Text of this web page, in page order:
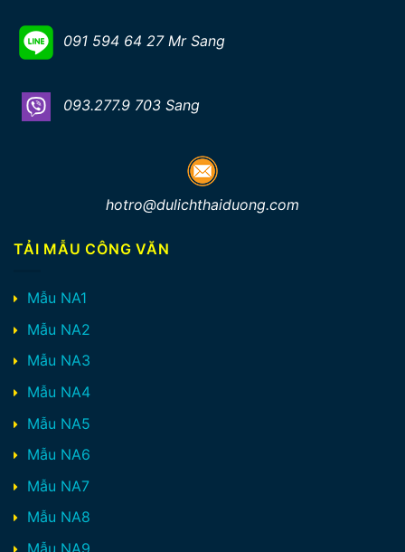
091 594 64 27 Mr Sang
093.277.9 703 Sang
hotro@dulichthaiduong.com
TẢI MẪU CÔNG VĂN
Mẫu NA1
Mẫu NA2
Mẫu NA3
Mẫu NA4
Mẫu NA5
Mẫu NA6
Mẫu NA7
Mẫu NA8
Mẫu NA9